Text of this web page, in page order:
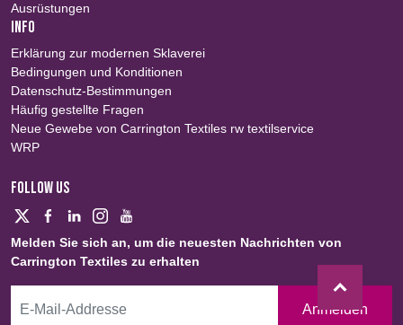
Ausrüstungen
INFO
Erklärung zur modernen Sklaverei
Bedingungen und Konditionen
Datenschutz-Bestimmungen
Häufig gestellte Fragen
Neue Gewebe von Carrington Textiles rw textilservice
WRP
FOLLOW US
Melden Sie sich an, um die neuesten Nachrichten von
Carrington Textiles zu erhalten
Anmelden